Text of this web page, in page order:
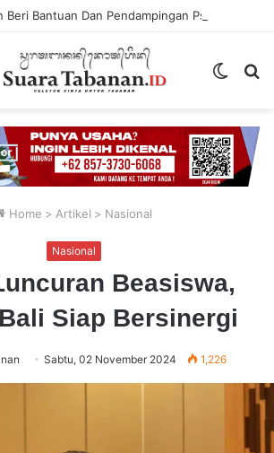
Switch
Home > Artikel > Nasional
Nasional
Beasiswa,
Siap Bersinergi
Sabtu, 02 November 2024 1,226